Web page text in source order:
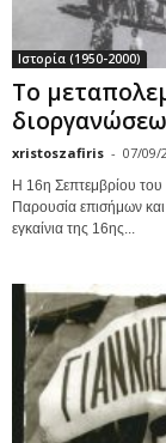
Ιστορία (1950-2000)
Το
xristoszafiris - 07/09/
Η 16η Σεπτεμβρίου
Παρουσία επισήμων και
εγκαίνια της 16ης...